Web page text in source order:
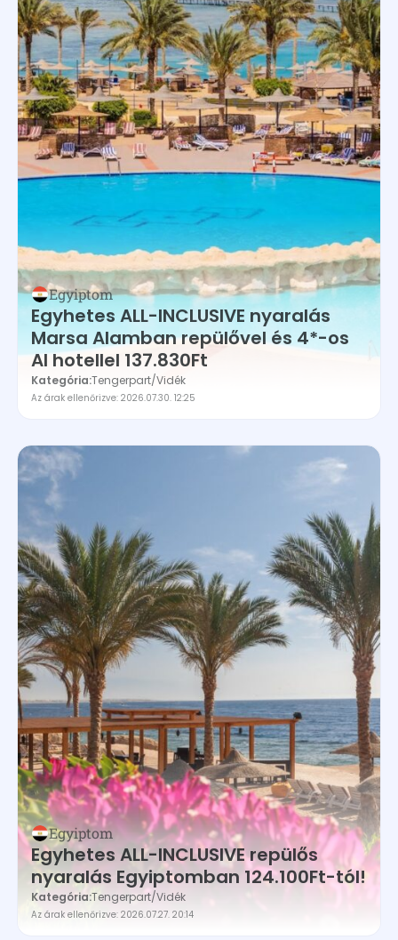
Egyiptom
Egyhetes ALL-INCLUSIVE nyaralás
Marsa Alamban repülővel és 4*-os
AI hotellel 137.830Ft
Kategória:Tengerpart/Vidék
Az árak ellenőrizve: 2026.07.30. 12:25
Egyiptom
Egyhetes ALL-INCLUSIVE repülős
nyaralás Egyiptomban 124.100Ft-tól!
Kategória:Tengerpart/Vidék
Az árak ellenőrizve: 2026.07.27. 20:14